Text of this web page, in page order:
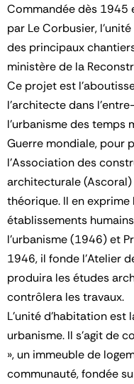
Commandée dès
par Le Corbusier,
des principaux
ministère de la
Ce projet est
l’architecte dans
l’urbanisme des temps
Guerre mondiale, pour
l’Association des
architecturale
théorique. Il en
établissements
l’urbanisme (1946) et
1946, il fonde l’Atelier
produira les études
contrôlera les travaux.
L’unité d’habitation
urbanisme. Il s’agit de
», un immeuble de
communauté, fondée